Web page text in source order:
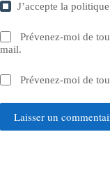
J’accepte la
Prévenez-moi de
mail.
Prévenez-moi de
Laisser un